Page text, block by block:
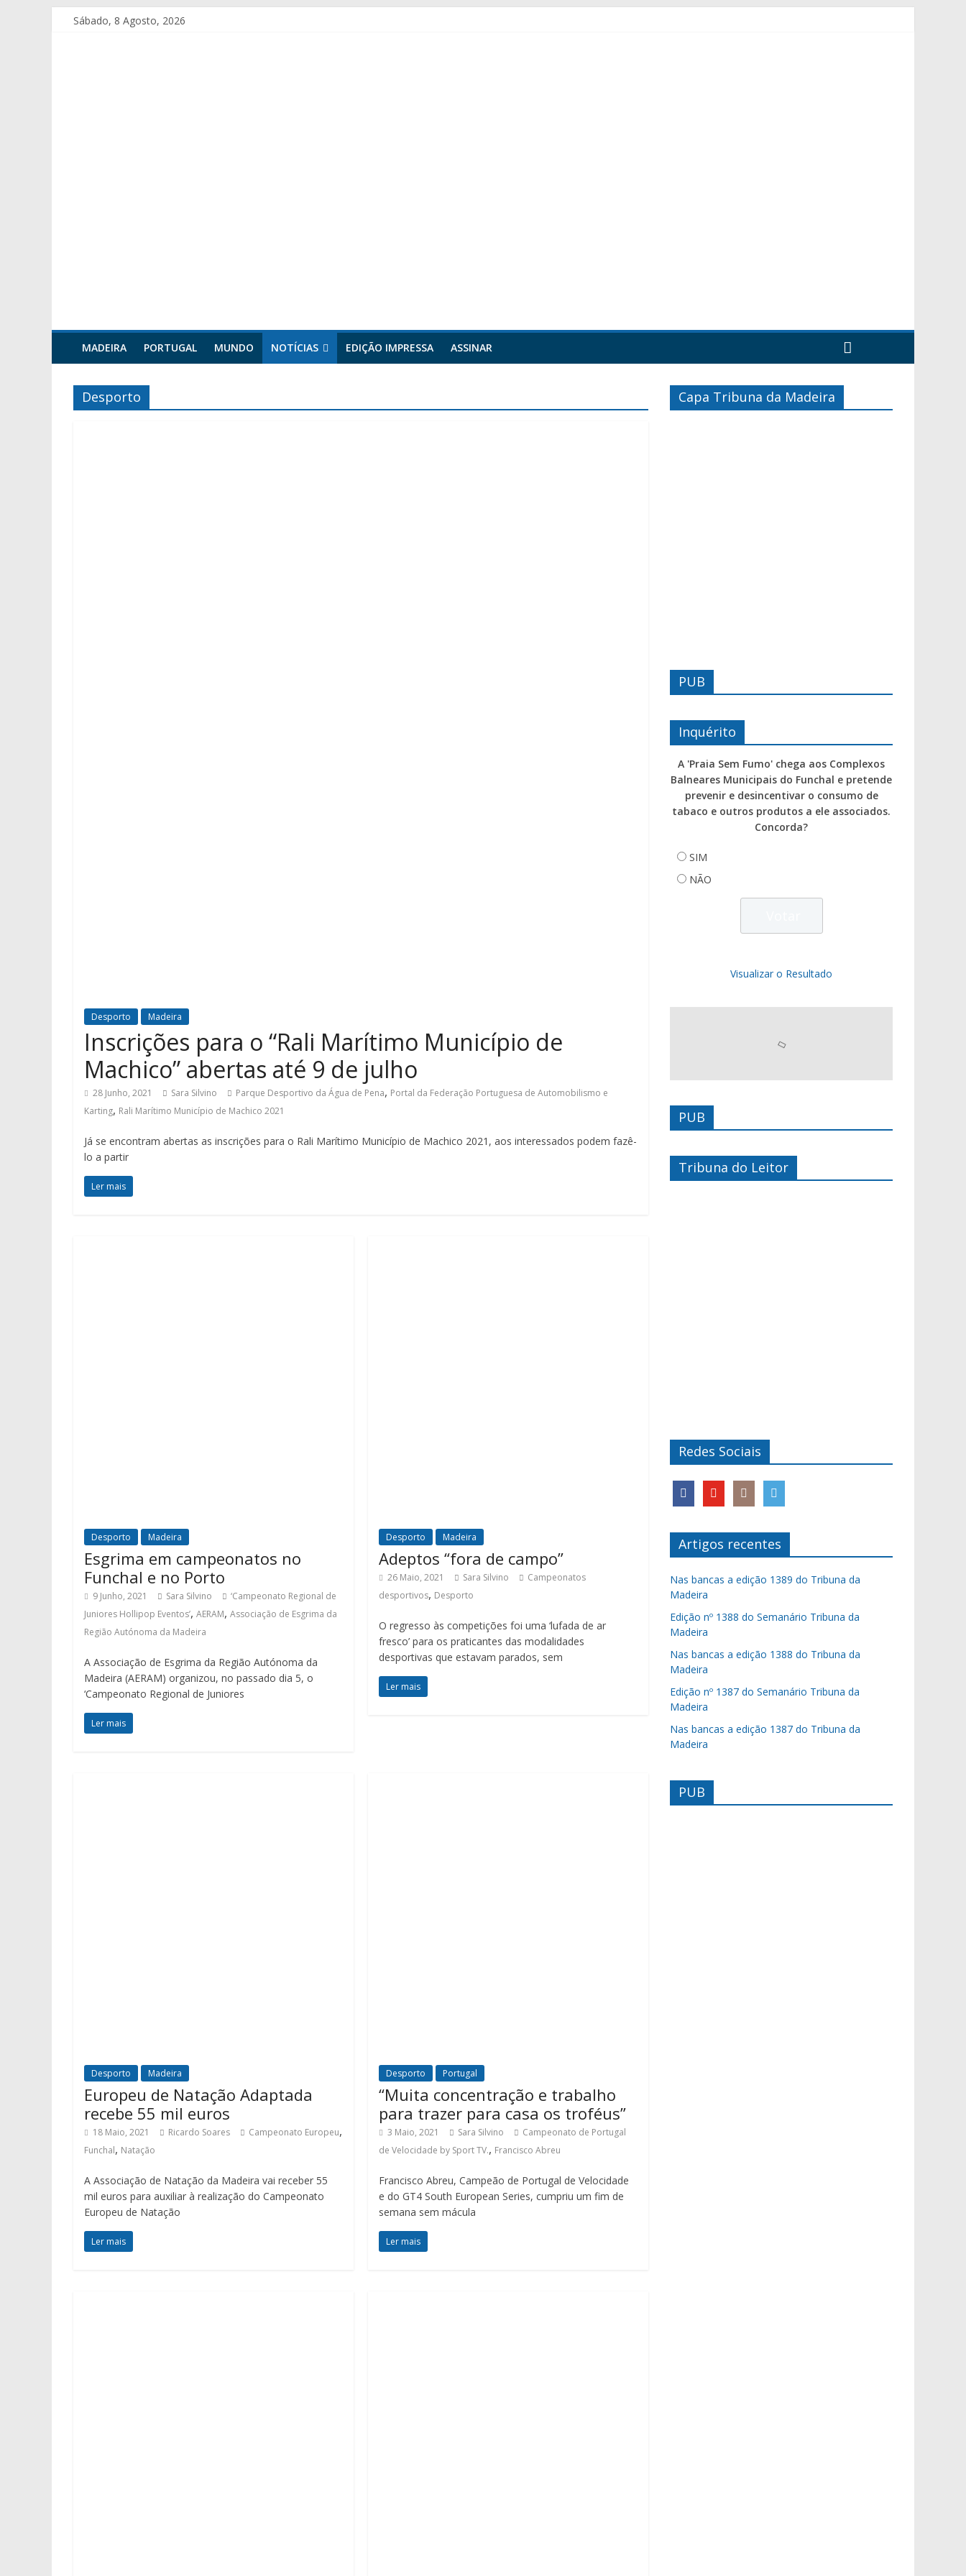
Sábado, 8 Agosto, 2026
MADEIRA PORTUGAL MUNDO NOTÍCIAS EDIÇÃO IMPRESSA ASSINAR
Desporto
Desporto Madeira
Inscrições para o “Rali Marítimo Município de
Machico” abertas até 9 de julho
28 Junho, 2021 Sara Silvino Parque Desportivo da Água de Pena, Portal da Federação Portuguesa de Automobilismo e
Karting, Rali Marítimo Município de Machico 2021
Já se encontram abertas as inscrições para o Rali Marítimo Município de Machico 2021, aos interessados podem fazê-
lo a partir
Ler mais
Desporto Madeira
Esgrima em campeonatos no
Funchal e no Porto
9 Junho, 2021 Sara Silvino
‘Campeonato Regional de
Juniores Hollipop Eventos’, AERAM, Associação de Esgrima da
Região Autónoma da Madeira
A Associação de Esgrima da Região Autónoma da
Madeira (AERAM) organizou, no passado dia 5, o
‘Campeonato Regional de Juniores
Ler mais
Desporto Madeira
Adeptos “fora de campo”
26 Maio, 2021 Sara Silvino
Campeonatos
desportivos, Desporto
O regresso às competições foi uma ‘lufada de ar
fresco’ para os praticantes das modalidades
desportivas que estavam parados, sem
Ler mais
Desporto Madeira
Europeu de Natação Adaptada
recebe 55 mil euros
18 Maio, 2021 Ricardo Soares Campeonato Europeu,
Funchal, Natação
A Associação de Natação da Madeira vai receber 55
mil euros para auxiliar à realização do Campeonato
Europeu de Natação
Ler mais
Desporto Portugal
“Muita concentração e trabalho
para trazer para casa os troféus”
3 Maio, 2021 Sara Silvino
Campeonato de Portugal
de Velocidade by Sport TV., Francisco Abreu
Francisco Abreu, Campeão de Portugal de Velocidade
e do GT4 South European Series, cumpriu um fim de
semana sem mácula
Ler mais
Capa Tribuna da Madeira
PUB
Inquérito
A 'Praia Sem Fumo' chega aos Complexos
Balneares Municipais do Funchal e pretende
prevenir e desincentivar o consumo de
tabaco e outros produtos a ele associados.
Concorda?
SIM
NÃO
Visualizar o Resultado
PUB
Tribuna do Leitor
Redes Sociais
Artigos recentes
Nas bancas a edição 1389 do Tribuna da
Madeira
Edição nº 1388 do Semanário Tribuna da
Madeira
Nas bancas a edição 1388 do Tribuna da
Madeira
Edição nº 1387 do Semanário Tribuna da
Madeira
Nas bancas a edição 1387 do Tribuna da
Madeira
PUB